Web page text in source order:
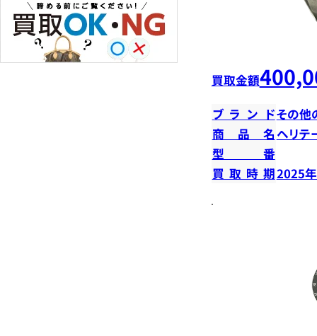
買取金額
ブランドその他
商品名 ヘリテ
型番
買取時期2025